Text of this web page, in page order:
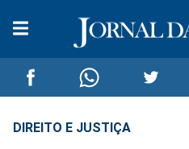
CompartilharCompartilhar
DIREITO E JUSTIÇA